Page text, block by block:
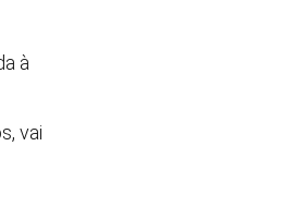
à
vai